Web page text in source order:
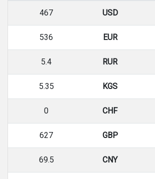
467 USD
536 EUR
5.4 RUR
5.35 KGS
0 CHF
627 GBP
69.5 CNY